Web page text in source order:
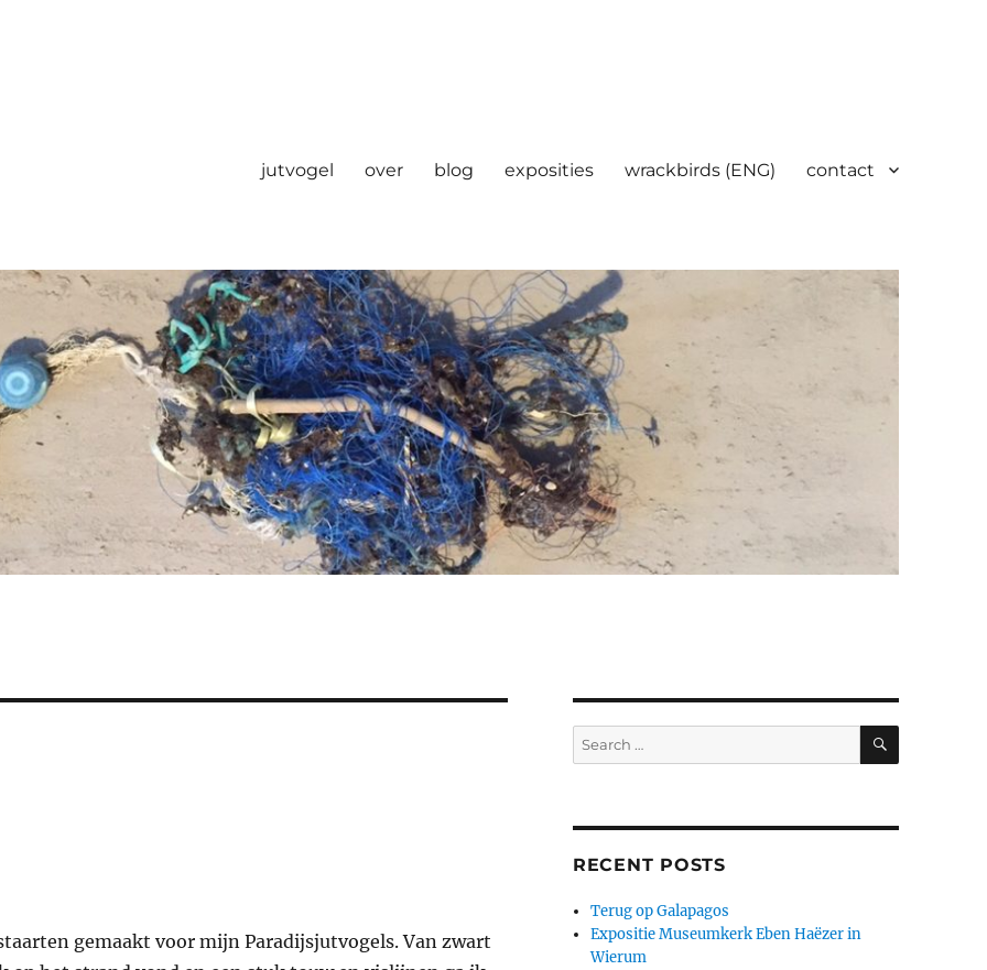
jutvogel over blog exposities wrackbirds (ENG) contact
gemaakt voor mijn Paradijsjutvogels. Van zwart
Search
for:
SEARCH
RECENT POSTS
Terug op Galapagos
Expositie Museumkerk Eben Haëzer in
Wierum